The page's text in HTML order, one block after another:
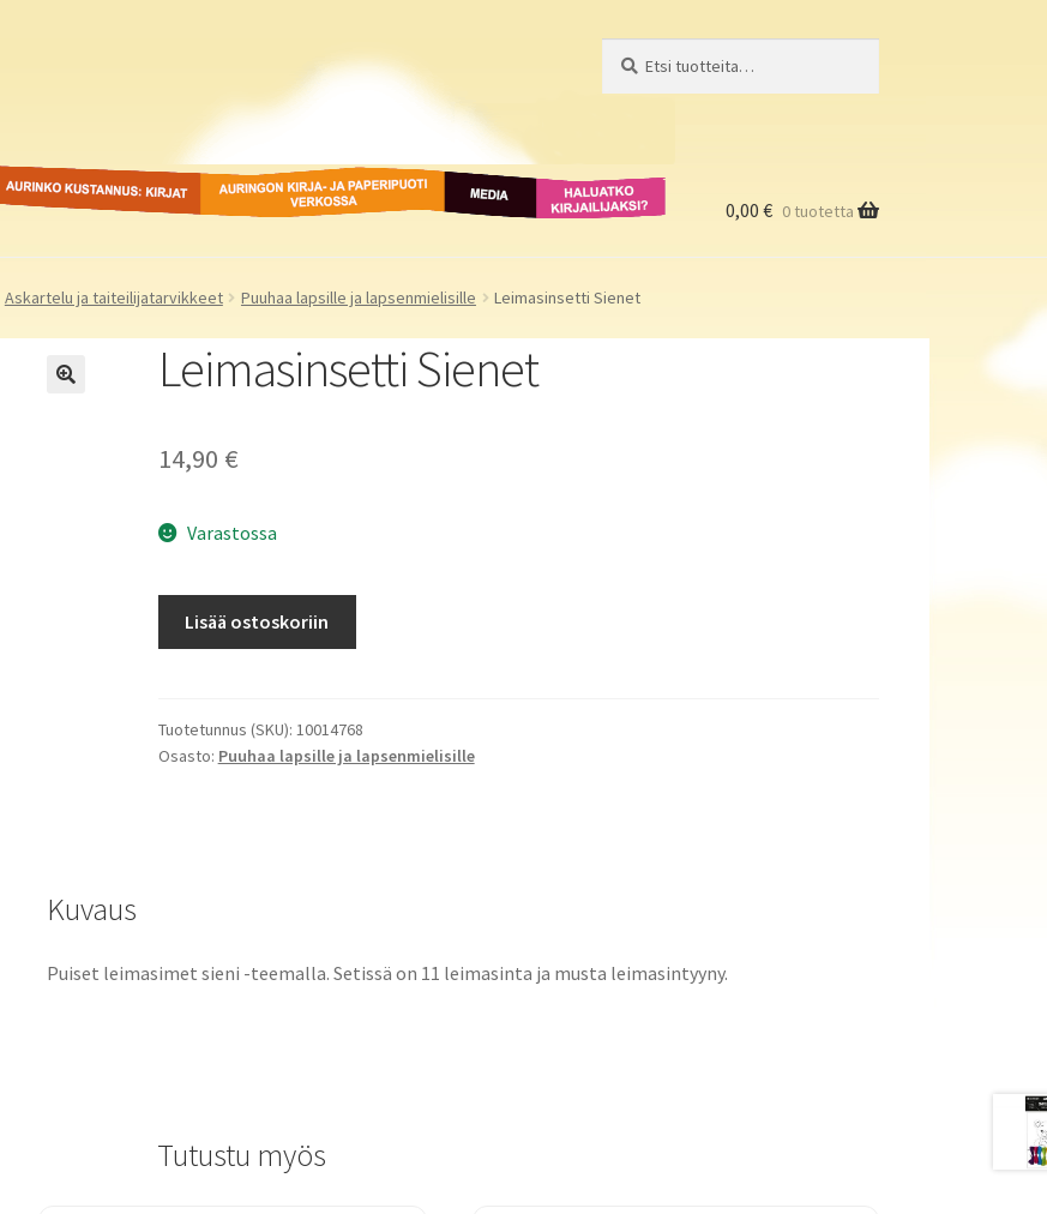
Aurinko Kustannus: kirjat Auringon kirja- ja
paperipuodit verkossa
Media
Haluatko
kirjailijaksi?
0,00 € 0 tuotetta
Askartelu ja taiteilijatarvikkeet Puuhaa lapsille ja lapsenmielisille Leimasinsetti Sienet
Leimasinsetti Sienet
14,90 €
Varastossa
Lisää ostoskoriin
Tuotetunnus (SKU): 10014768
Osasto: Puuhaa lapsille ja lapsenmielisille
Kuvaus
Puiset leimasimet sieni -teemalla. Setissä on 11 leimasinta ja musta leimasintyyny.
Tutustu myös